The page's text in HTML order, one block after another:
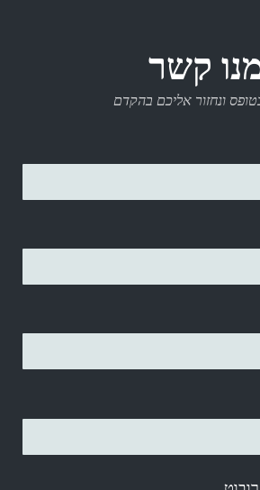
קשר
ונחזור אליכם בהקדם